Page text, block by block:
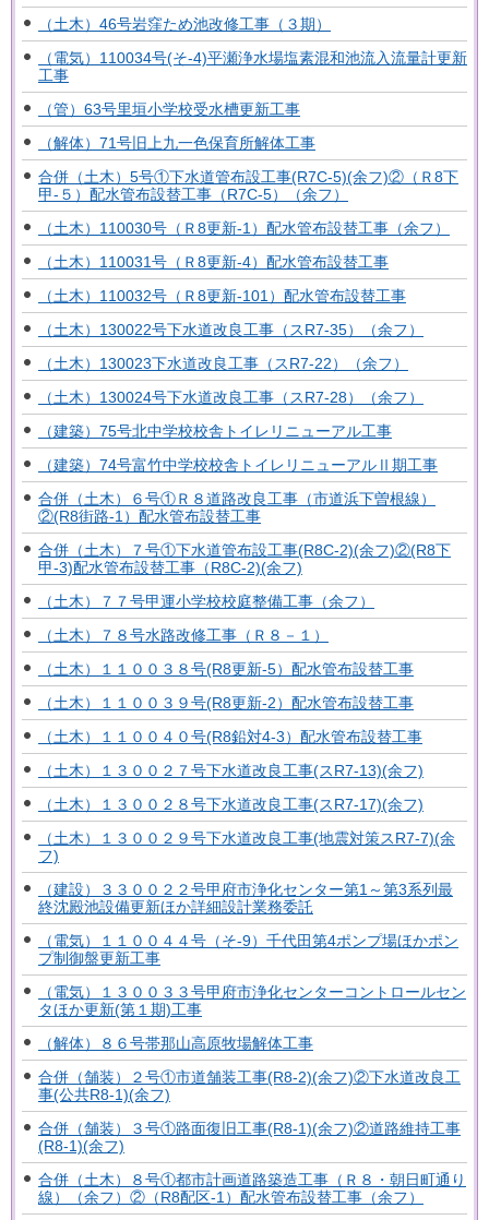
（土木）46号岩窪ため池改修工事（３期）
（電気）110034号(そ-4)平瀬浄水場塩素混和池流入流量計更新
工事
（管）63号里垣小学校受水槽更新工事
（解体）71号旧上九一色保育所解体工事
合併（土木）5号①下水道管布設工事(R7C-5)(余フ)②（Ｒ8下
甲-５）配水管布設替工事（R7C-5）（余フ）
（土木）110030号（Ｒ8更新-1）配水管布設替工事（余フ）
（土木）110031号（Ｒ8更新-4）配水管布設替工事
（土木）110032号（Ｒ8更新-101）配水管布設替工事
（土木）130022号下水道改良工事（スR7-35）（余フ）
（土木）130023下水道改良工事（スR7-22）（余フ）
（土木）130024号下水道改良工事（スR7-28）（余フ）
（建築）75号北中学校校舎トイレリニューアル工事
（建築）74号富竹中学校校舎トイレリニューアルⅡ期工事
合併（土木）６号①Ｒ８道路改良工事（市道浜下曽根線）
②(R8街路-1）配水管布設替工事
合併（土木）７号①下水道管布設工事(R8C-2)(余フ)②(R8下
甲-3)配水管布設替工事（R8C-2)(余フ)
（土木）７７号甲運小学校校庭整備工事（余フ）
（土木）７８号水路改修工事（Ｒ８－１）
（土木）１１００３８号(R8更新-5）配水管布設替工事
（土木）１１００３９号(R8更新-2）配水管布設替工事
（土木）１１００４０号(R8鉛対4-3）配水管布設替工事
（土木）１３００２７号下水道改良工事(スR7-13)(余フ)
（土木）１３００２８号下水道改良工事(スR7-17)(余フ)
（土木）１３００２９号下水道改良工事(地震対策スR7-7)(余
フ)
（建設）３３００２２号甲府市浄化センター第1～第3系列最
終沈殿池設備更新ほか詳細設計業務委託
（電気）１１００４４号（そ-9）千代田第4ポンプ場ほかポン
プ制御盤更新工事
（電気）１３００３３号甲府市浄化センターコントロールセン
タほか更新(第１期)工事
（解体）８６号帯那山高原牧場解体工事
合併（舗装）２号①市道舗装工事(R8-2)(余フ)②下水道改良工
事(公共R8-1)(余フ)
合併（舗装）３号①路面復旧工事(R8-1)(余フ)②道路維持工事
(R8-1)(余フ)
合併（土木）８号①都市計画道路築造工事（Ｒ８・朝日町通り
線）（余フ）②（R8配区-1）配水管布設替工事（余フ）